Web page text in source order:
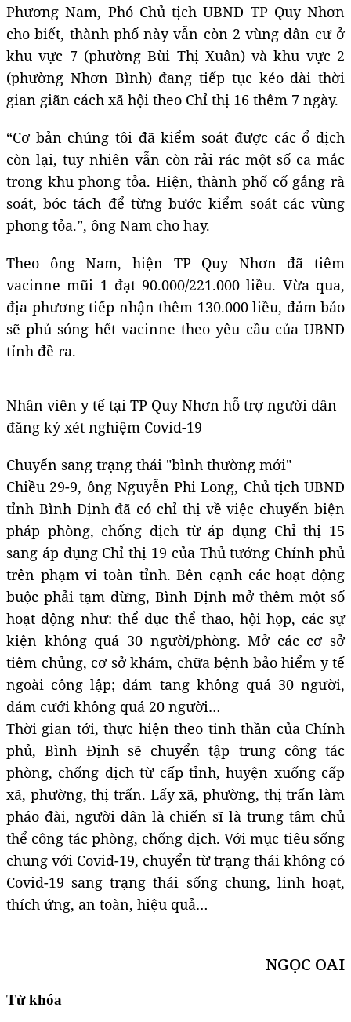
Phương Nam, Phó Chủ tịch UBND TP Quy Nhơn
cho biết, thành phố này vẫn còn 2 vùng dân cư ở
khu vực 7 (phường Bùi Thị Xuân) và khu vực 2
(phường Nhơn Bình) đang tiếp tục kéo dài thời
gian giãn cách xã hội theo Chỉ thị 16 thêm 7 ngày.
“Cơ bản chúng tôi đã kiểm soát được các ổ dịch
còn lại, tuy nhiên vẫn còn rải rác một số ca mắc
trong khu phong tỏa. Hiện, thành phố cố gắng rà
soát, bóc tách để từng bước kiểm soát các vùng
phong tỏa.”, ông Nam cho hay.
Theo ông Nam, hiện TP Quy Nhơn đã tiêm
vacinne mũi 1 đạt 90.000/221.000 liều. Vừa qua,
địa phương tiếp nhận thêm 130.000 liều, đảm bảo
sẽ phủ sóng hết vacinne theo yêu cầu của UBND
tỉnh đề ra.
Nhân viên y tế tại TP Quy Nhơn hỗ trợ người dân
đăng ký xét nghiệm Covid-19
Chuyển sang trạng thái "bình thường mới"
Chiều 29-9, ông Nguyễn Phi Long, Chủ tịch UBND
tỉnh Bình Định đã có chỉ thị về việc chuyển biện
pháp phòng, chống dịch từ áp dụng Chỉ thị 15
sang áp dụng Chỉ thị 19 của Thủ tướng Chính phủ
trên phạm vi toàn tỉnh. Bên cạnh các hoạt động
buộc phải tạm dừng, Bình Định mở thêm một số
hoạt động như: thể dục thể thao, hội họp, các sự
kiện không quá 30 người/phòng. Mở các cơ sở
tiêm chủng, cơ sở khám, chữa bệnh bảo hiểm y tế
ngoài công lập; đám tang không quá 30 người,
đám cưới không quá 20 người…
Thời gian tới, thực hiện theo tinh thần của Chính
phủ, Bình Định sẽ chuyển tập trung công tác
phòng, chống dịch từ cấp tỉnh, huyện xuống cấp
xã, phường, thị trấn. Lấy xã, phường, thị trấn làm
pháo đài, người dân là chiến sĩ là trung tâm chủ
thể công tác phòng, chống dịch. Với mục tiêu sống
chung với Covid-19, chuyển từ trạng thái không có
Covid-19 sang trạng thái sống chung, linh hoạt,
thích ứng, an toàn, hiệu quả…
NGỌC OAI
Từ khóa